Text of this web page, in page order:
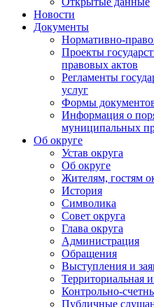
Новости
Документы
Нормативно-
Проекты
правовых актов
Регламенты
услуг
Формы
Информация о
муниципальных
Об округе
Устав округа
Об округе
Жителям, гостям
История
Символика
Совет округа
Глава округа
Администрация
Обращения
Выступления и
Территориальная
Контрольно-
Публичные